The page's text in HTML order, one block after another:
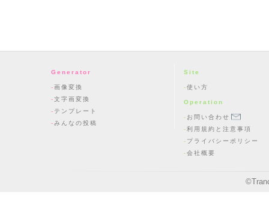
Generator
画像変換
文字画変換
テンプレート
みんなの投稿
Site
使い方
Operation
お問い合わせ
利用規約と注意事項
プライバシーポリシー
会社概要
©